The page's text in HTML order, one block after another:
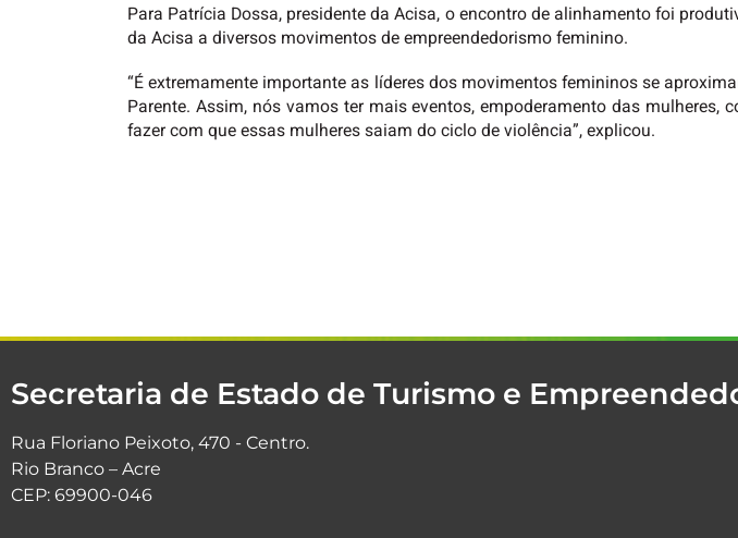
Para Patrícia Dossa, presidente da Acisa, o encontro de alinhamento foi
da Acisa a diversos movimentos de empreendedorismo feminino.
“É extremamente importante as líderes dos movimentos femininos se
Parente. Assim, nós vamos ter mais eventos, empoderamento das
fazer com que essas mulheres saiam do ciclo de violência”, explicou.
Secretaria de Estado de Turismo e
Rua Floriano Peixoto, 470 - Centro.
Rio Branco – Acre
CEP: 69900-046